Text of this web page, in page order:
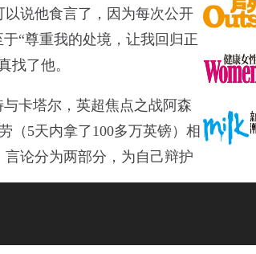
说他食言了，因为每次公开
“尊重我的处境，让我回归正
找了他。
卡塔尔，英超焦点之战阿森
（5天内拿了100多万英镑）相
论分为两部分，为自己辩护